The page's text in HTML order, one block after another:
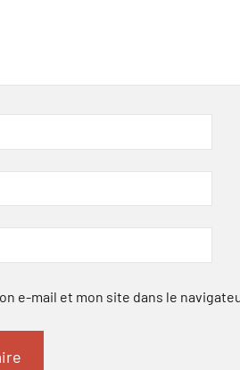
e-mail et mon site dans le